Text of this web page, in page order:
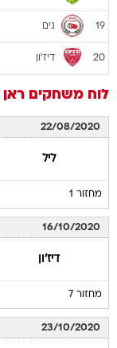
19 נים
20 דיז'ון
לוח משחקים ראן
22/08/2020
ליל
מחזור 1
16/10/2020
דיז'ון
מחזור 7
23/10/2020